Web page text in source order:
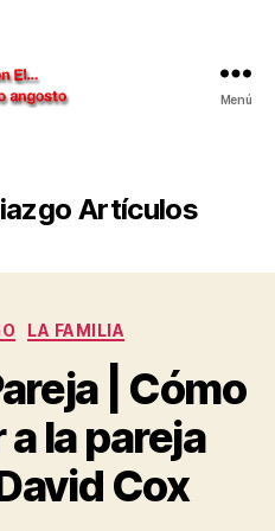
Menú
Artículos
Categorías
LA FAMILIA
| Cómo
la pareja
Cox